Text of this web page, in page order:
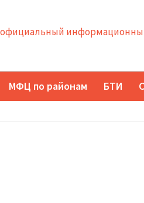
МФЦ по районам БТИ